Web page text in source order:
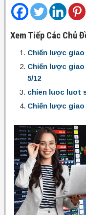
Xem Tiếp Các Chủ
Chiến lược giao
Chiến lược giao
5/12
chien luoc luot
Chiến lược giao